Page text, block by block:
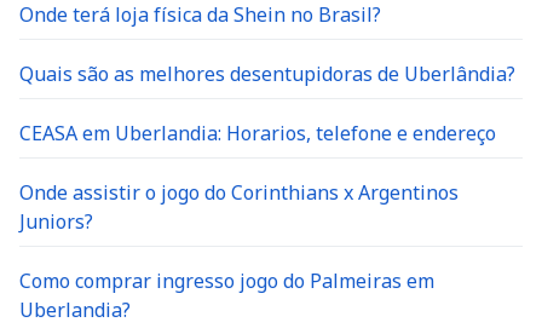
Onde terá loja física da Shein no Brasil?
Quais são as melhores desentupidoras de Uberlândia?
CEASA em Uberlandia: Horarios, telefone e endereço
Onde assistir o jogo do Corinthians x Argentinos
Juniors?
Como comprar ingresso jogo do Palmeiras em
Uberlandia?